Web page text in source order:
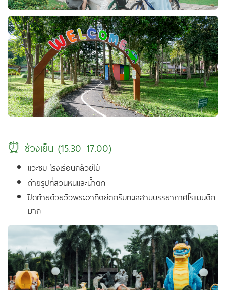
⏰ ช่วงเย็น (15.30–17.00)
แวะชม โรงเรือนกล้วยไม้
ถ่ายรูปที่สวนหินและน้ำตก
ปิดท้ายด้วยวิวพระอาทิตย์ตกริมทะเลสาบบรรยากาศโรแมนติก
มาก